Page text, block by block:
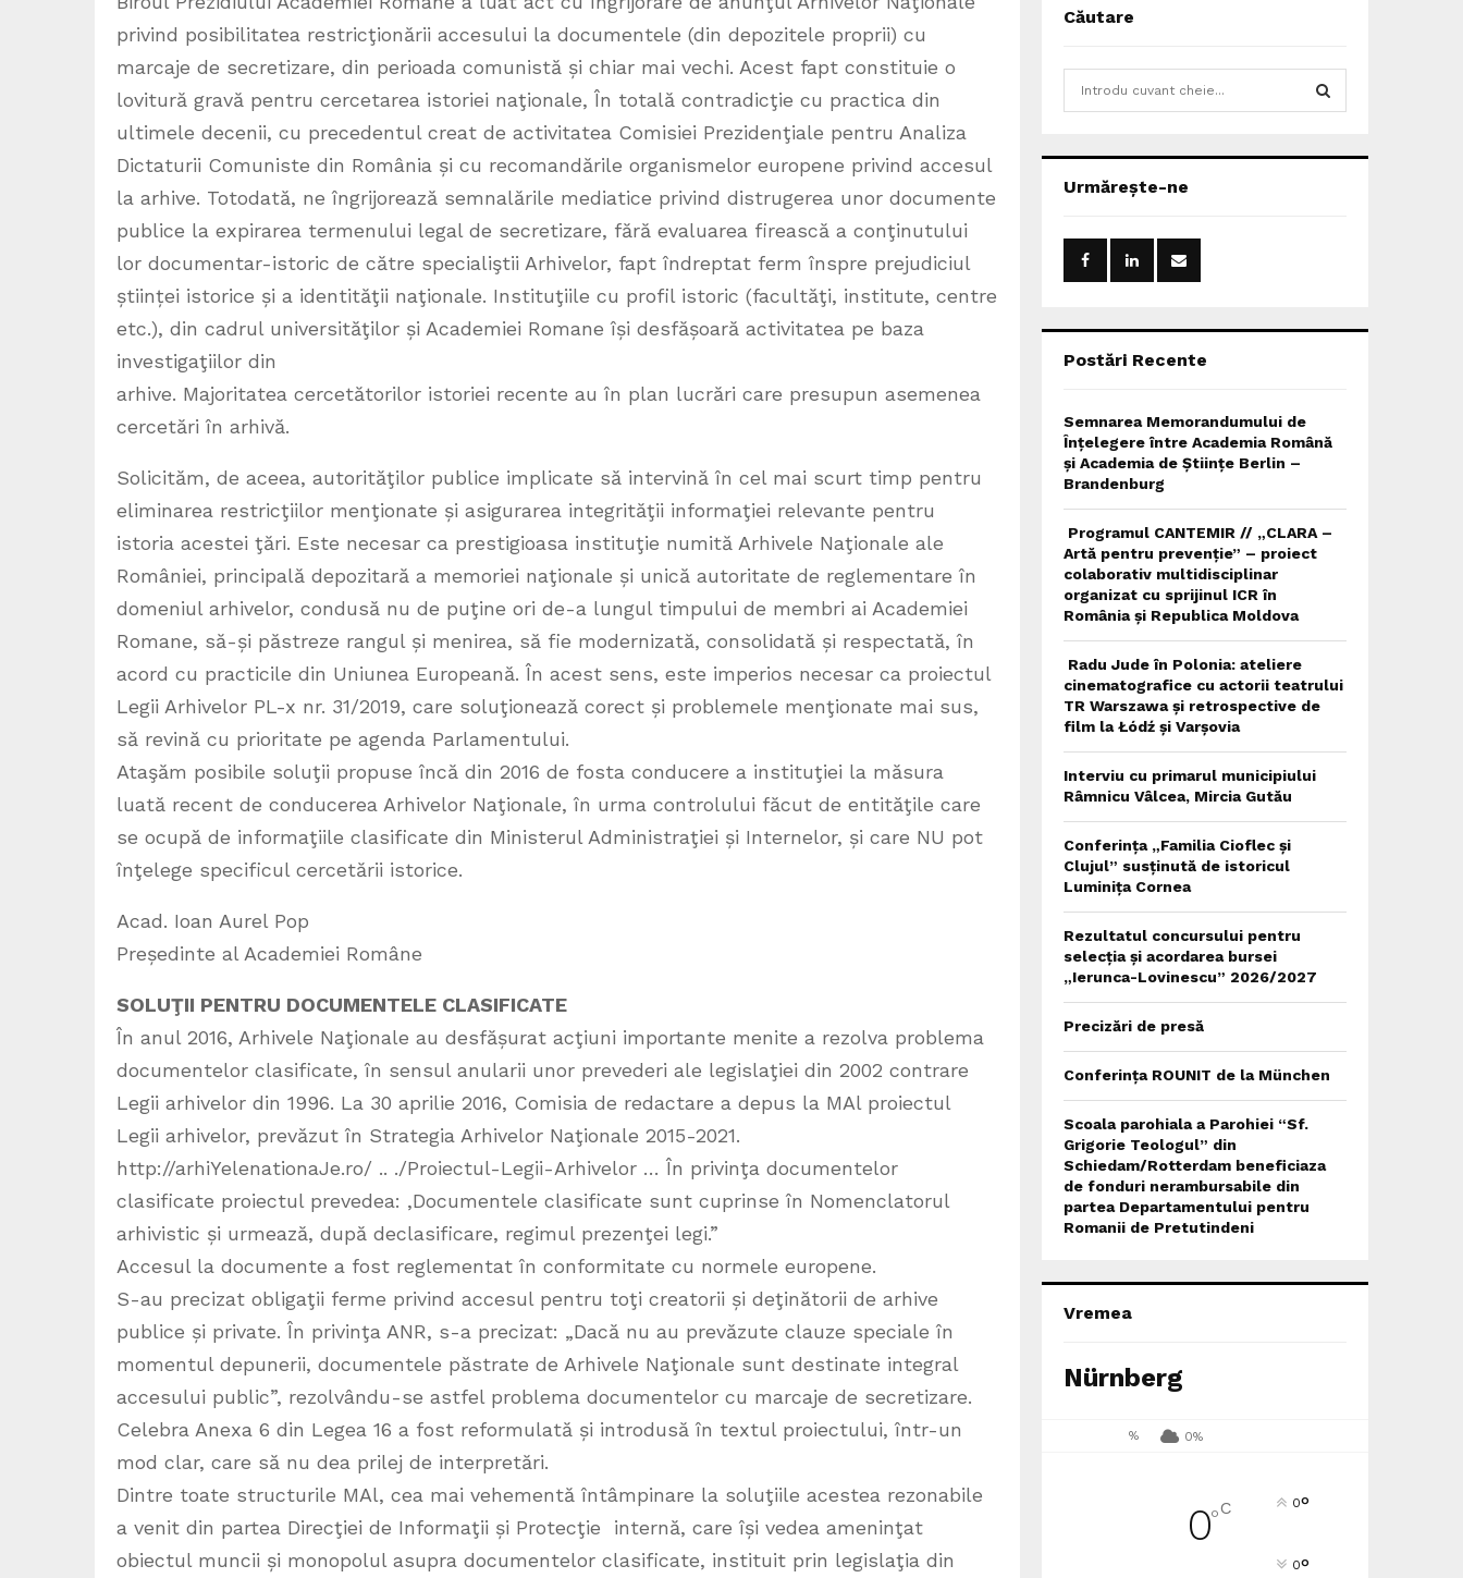
privind posibilitatea restricţionării accesului la documentele (din depozitele proprii) cu
marcaje de secretizare, din perioada comunistă și chiar mai vechi. Acest fapt constituie o
lovitură gravă pentru cercetarea istoriei naţionale, În totală contradicţie cu practica din
ultimele decenii, cu precedentul creat de activitatea Comisiei Prezidenţiale pentru Analiza
Dictaturii Comuniste din România și cu recomandările organismelor europene privind accesul
la arhive. Totodată, ne îngrijorează semnalările mediatice privind distrugerea unor documente
publice la expirarea termenului legal de secretizare, fără evaluarea firească a conţinutului
lor documentar-istoric de către specialiştii Arhivelor, fapt îndreptat ferm înspre prejudiciul
științei istorice și a identităţii naţionale. Instituţiile cu profil istoric (facultăţi, institute, centre
etc.), din cadrul universităţilor și Academiei Romane își desfășoară activitatea pe baza
investigaţiilor din
arhive. Majoritatea cercetătorilor istoriei recente au în plan lucrări care presupun asemenea
cercetări în arhivă.
Solicităm, de aceea, autorităţilor publice implicate să intervină în cel mai scurt timp pentru
eliminarea restricţiilor menţionate și asigurarea integrităţii informaţiei relevante pentru
istoria acestei ţări. Este necesar ca prestigioasa instituţie numită Arhivele Naţionale ale
României, principală depozitară a memoriei naţionale și unică autoritate de reglementare în
domeniul arhivelor, condusă nu de puţine ori de-a lungul timpului de membri ai Academiei
Romane, să-și păstreze rangul și menirea, să fie modernizată, consolidată și respectată, în
acord cu practicile din Uniunea Europeană. În acest sens, este imperios necesar ca proiectul
Legii Arhivelor PL-x nr. 31/2019, care soluţionează corect și problemele menţionate mai sus,
să revină cu prioritate pe agenda Parlamentului.
Ataşăm posibile soluţii propuse încă din 2016 de fosta conducere a instituţiei la măsura
luată recent de conducerea Arhivelor Naţionale, în urma controlului făcut de entităţile care
se ocupă de informaţiile clasificate din Ministerul Administraţiei și Internelor, și care NU pot
înţelege specificul cercetării istorice.
Acad. Ioan Aurel Pop
Președinte al Academiei Române
SOLUŢII PENTRU DOCUMENTELE CLASIFICATE
În anul 2016, Arhivele Naţionale au desfășurat acţiuni importante menite a rezolva problema
documentelor clasificate, în sensul anularii unor prevederi ale legislaţiei din 2002 contrare
Legii arhivelor din 1996. La 30 aprilie 2016, Comisia de redactare a depus la MAl proiectul
Legii arhivelor, prevăzut în Strategia Arhivelor Naţionale 2015-2021.
http://arhiYelenationaJe.ro/ .. ./Proiectul-Legii-Arhivelor … În privinţa documentelor
clasificate proiectul prevedea: ,Documentele clasificate sunt cuprinse în Nomenclatorul
arhivistic și urmează, după declasificare, regimul prezenţei legi.”
Accesul la documente a fost reglementat în conformitate cu normele europene.
S-au precizat obligaţii ferme privind accesul pentru toţi creatorii și deţinătorii de arhive
publice și private. În privinţa ANR, s-a precizat: „Dacă nu au prevăzute clauze speciale în
momentul depunerii, documentele păstrate de Arhivele Naţionale sunt destinate integral
accesului public”, rezolvându-se astfel problema documentelor cu marcaje de secretizare.
Celebra Anexa 6 din Legea 16 a fost reformulată și introdusă în textul proiectului, într-un
mod clar, care să nu dea prilej de interpretări.
Dintre toate structurile MAl, cea mai vehementă întâmpinare la soluţiile acestea rezonabile
a venit din partea Direcţiei de Informaţii și Protecţie internă, care își vedea ameninţat
obiectul muncii și monopolul asupra documentelor clasificate, instituit prin legislaţia din
Căutare
h
o
:
Urmărește-ne
Postări Recente
Semnarea Memorandumului de
Înțelegere între Academia Română
și Academia de Științe Berlin –
Brandenburg
Programul CANTEMIR // „CLARA –
Artă pentru prevenție” – proiect
colaborativ multidisciplinar
organizat cu sprijinul ICR în
România și Republica Moldova
Radu Jude în Polonia: ateliere
cinematografice cu actorii teatrului
TR Warszawa și retrospective de
film la Łódź și Varșovia
Interviu cu primarul municipiului
Râmnicu Vâlcea, Mircia Gutău
Conferința „Familia Cioflec și
Clujul” susținută de istoricul
Luminița Cornea
Rezultatul concursului pentru
selecția și acordarea bursei
„Ierunca-Lovinescu” 2026/2027
Precizări de presă
Conferința ROUNIT de la München
Scoala parohiala a Parohiei “Sf.
Grigorie Teologul” din
Schiedam/Rotterdam beneficiaza
de fonduri nerambursabile din
partea Departamentului pentru
Romanii de Pretutindeni
Vremea
Nürnberg
% 0%
0°C 0°
0°